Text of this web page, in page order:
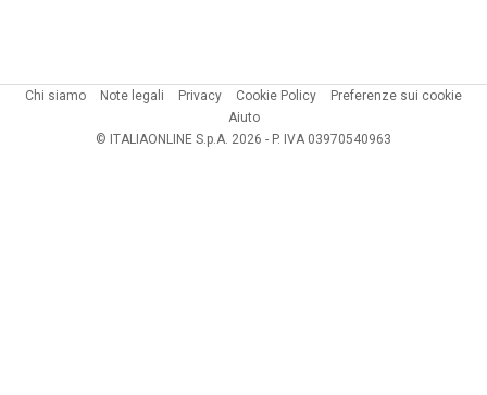
Chi siamo Note legali Privacy Cookie Policy
Preferenze sui cookie
Aiuto
© ITALIAONLINE S.p.A. 2026 - P. IVA 03970540963